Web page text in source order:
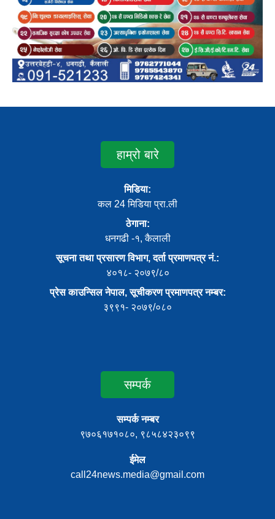
हाम्रो बारे
मिडिया:
कल 24 मिडिया प्रा.ली
ठेगाना:
धनगढी -१, कैलाली
सूचना तथा प्रसारण विभाग, दर्ता प्रमाणपत्र नं.:
४०१८- २०७९/८०
प्रेस काउन्सिल नेपाल, सूचीकरण प्रमाणपत्र नम्बर:
३९९१- २०७९/०८०
सम्पर्क
सम्पर्क नम्बर
९७०६१७१०८०, ९८५८४२३०९९
ईमेल
call24news.media@gmail.com